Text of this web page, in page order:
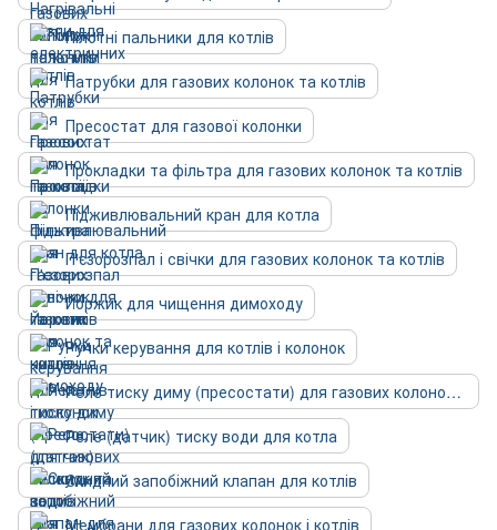
Пілотні пальники для котлів
Патрубки для газових колонок та котлів
Пресостат для газової колонки
Прокладки та фільтра для газових колонок та котлів
Підживлювальний кран для котла
П'єзорозпал і свічки для газових колонок та котлів
Йоржик для чищення димоходу
Ручки керування для котлів і колонок
Реле тиску диму (пресостати) для газових колонок та котлів
Реле (датчик) тиску води для котла
Скидний запобіжний клапан для котлів
Мембрани для газових колонок і котлів